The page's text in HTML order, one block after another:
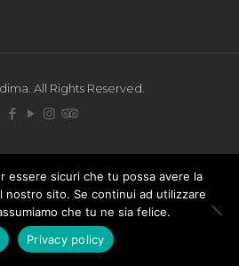
All Rights Reserved.
essere sicuri che tu possa avere la
nostro sito. Se continui ad utilizzare
che tu ne sia felice.
Privacy policy